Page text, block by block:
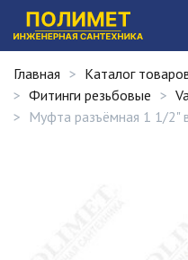
Главная Каталог
Фитинги резьбовые
Муфта разъёмная 1 1/2"